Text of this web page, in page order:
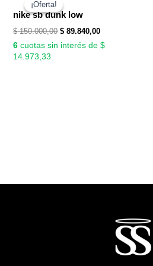
¡Oferta!
¡Oferta!
nike sb dunk low
$150.000,00
original
$ 150.000,00.
$ 89.840,00$ 89.840,00.
6 cuotas sin interés de $
14.973,33